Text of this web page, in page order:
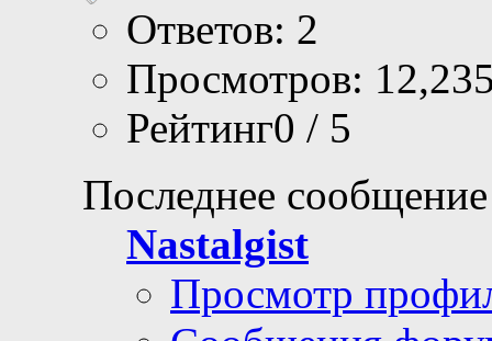
Ответов: 2
Просмотров:
Рейтинг0 / 5
Последнее
Nastalgist
Просмотр